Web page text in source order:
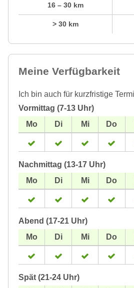
16 – 30 km
> 30 km
Meine Verfügbarkeit
Ich bin auch für kurzfristige
Vormittag (7-13 Uhr)
Nachmittag (13-17 Uhr)
Abend (17-21 Uhr)
Spät (21-24 Uhr)